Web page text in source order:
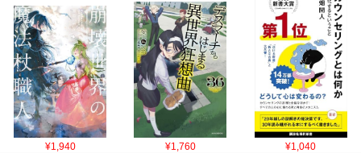
¥1,940 ¥1,760 ¥1,040